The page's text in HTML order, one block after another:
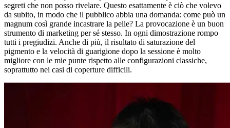
segreti che non posso rivelare. Questo esattamente è ciò che volevo
da subito, in modo che il pubblico abbia una domanda: come può un
magnum così grande incastrare la pelle? La provocazione è un buon
strumento di marketing per sé stesso. In ogni dimostrazione rompo
tutti i pregiudizi. Anche di più, il risultato di saturazione del
pigmento e la velocità di guarigione dopo la sessione è molto
migliore con le mie punte rispetto alle configurazioni classiche,
soprattutto nei casi di coperture difficili.